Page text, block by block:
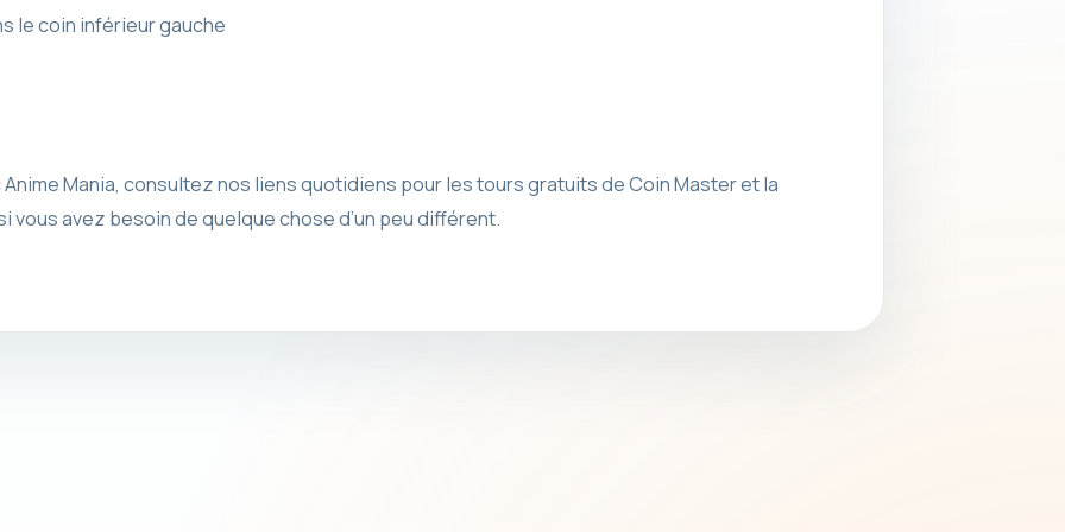
le coin inférieur gauche
Mania, consultez nos liens quotidiens pour les tours gratuits de Coin Master et la
vous avez besoin de quelque chose d’un peu différent.